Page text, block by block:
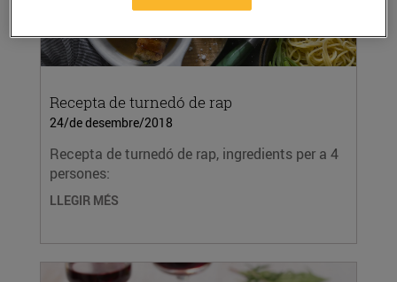
Recepta de turnedó de rap
24/de desembre/2018
Recepta de turnedó de rap, ingredients per a 4
persones:
LLEGIR MÉS